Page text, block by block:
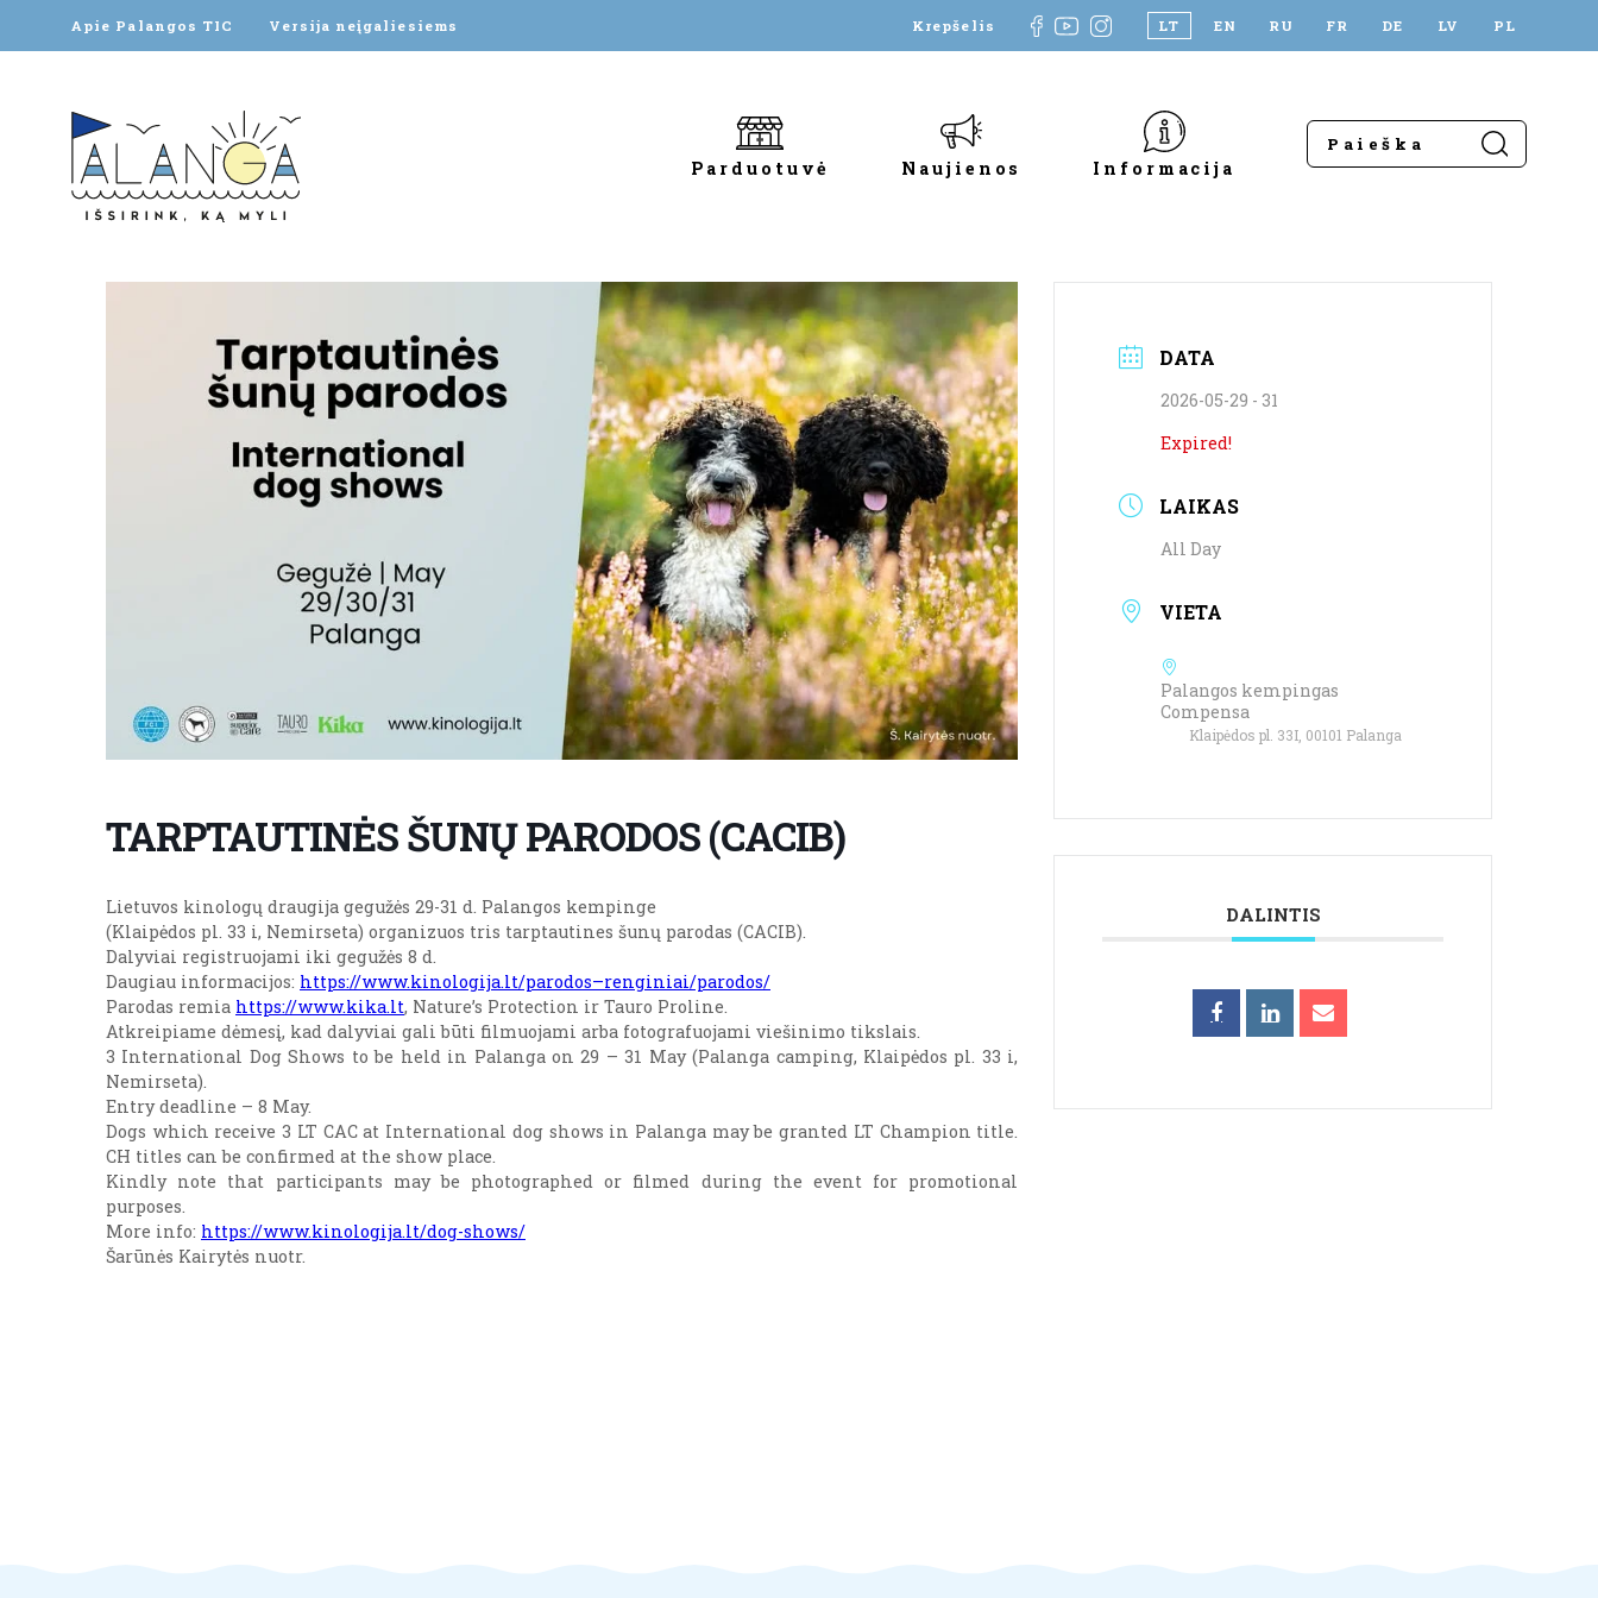
Apie Palangos TIC Versija neįgaliesiems Krepšelis LT EN RU FR DE LV PL
Parduotuvė Naujienos Informacija
TARPTAUTINĖS ŠUNŲ PARODOS (CACIB)
Lietuvos kinologų draugija gegužės 29-31 d. Palangos kempinge
(Klaipėdos pl. 33 i, Nemirseta) organizuos tris tarptautines šunų parodas (CACIB).
Dalyviai registruojami iki gegužės 8 d.
Daugiau informacijos: https://www.kinologija.lt/parodos–renginiai/parodos/
Parodas remia https://www.kika.lt, Nature’s Protection ir Tauro Proline.
Atkreipiame dėmesį, kad dalyviai gali būti filmuojami arba fotografuojami viešinimo tikslais.
3 International Dog Shows to be held in Palanga on 29 – 31 May (Palanga camping, Klaipėdos pl. 33 i,
Nemirseta).
Entry deadline – 8 May.
Dogs which receive 3 LT CAC at International dog shows in Palanga may be granted LT Champion title.
CH titles can be confirmed at the show place.
Kindly note that participants may be photographed or filmed during the event for promotional
purposes.
More info: https://www.kinologija.lt/dog-shows/
Šarūnės Kairytės nuotr.
DATA
2026-05-29 - 31
Expired!
LAIKAS
All Day
VIETA
Palangos kempingas
Compensa
Klaipėdos pl. 33I, 00101 Palanga
DALINTIS